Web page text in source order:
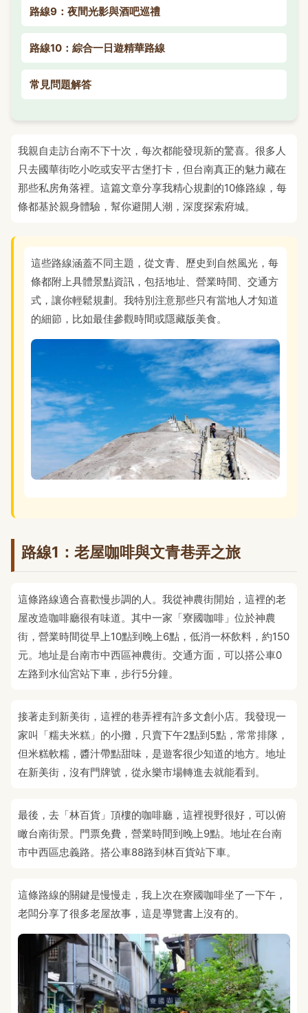
路線9：夜間光影與酒吧巡禮
路線10：綜合一日遊精華路線
常見問題解答
我親自走訪台南不下十次，每次都能發現新的驚喜。很多人
只去國華街吃小吃或安平古堡打卡，但台南真正的魅力藏在
那些私房角落裡。這篇文章分享我精心規劃的10條路線，每
條都基於親身體驗，幫你避開人潮，深度探索府城。
這些路線涵蓋不同主題，從文青、歷史到自然風光，每
條都附上具體景點資訊，包括地址、營業時間、交通方
式，讓你輕鬆規劃。我特別注意那些只有當地人才知道
的細節，比如最佳參觀時間或隱藏版美食。
路線1：老屋咖啡與文青巷弄之旅
這條路線適合喜歡慢步調的人。我從神農街開始，這裡的老
屋改造咖啡廳很有味道。其中一家「寮國咖啡」位於神農
街，營業時間從早上10點到晚上6點，低消一杯飲料，約150
元。地址是台南市中西區神農街。交通方面，可以搭公車0
左路到水仙宮站下車，步行5分鐘。
接著走到新美街，這裡的巷弄裡有許多文創小店。我發現一
家叫「糯夫米糕」的小攤，只賣下午2點到5點，常常排隊，
但米糕軟糯，醬汁帶點甜味，是遊客很少知道的地方。地址
在新美街，沒有門牌號，從永樂市場轉進去就能看到。
最後，去「林百貨」頂樓的咖啡廳，這裡視野很好，可以俯
瞰台南街景。門票免費，營業時間到晚上9點。地址在台南
市中西區忠義路。搭公車88路到林百貨站下車。
這條路線的關鍵是慢慢走，我上次在寮國咖啡坐了一下午，
老闆分享了很多老屋故事，這是導覽書上沒有的。